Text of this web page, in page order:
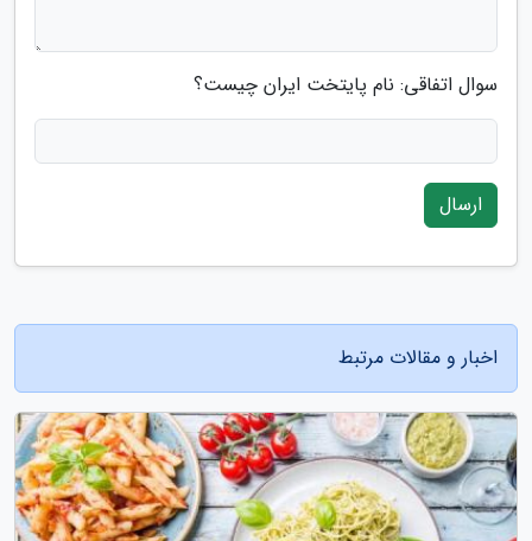
سوال اتفاقی: نام پایتخت ایران چیست؟
ارسال
اخبار و مقالات مرتبط